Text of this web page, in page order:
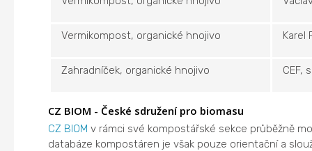
Vermikompost, organické hnojivo Karel
Zahradníček, organické hnojivo CEF,
CZ BIOM - České sdružení pro biomasu
CZ BIOM v rámci své kompostářské sekce průběžně
databáze kompostáren je však pouze orientační a